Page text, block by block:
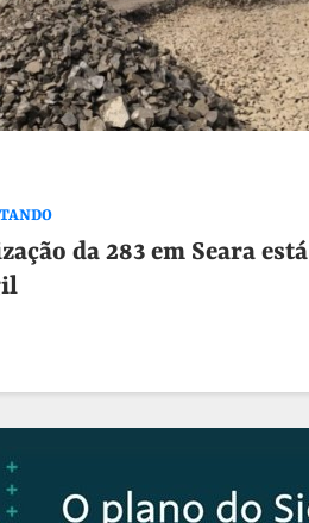
da 283 em Seara está